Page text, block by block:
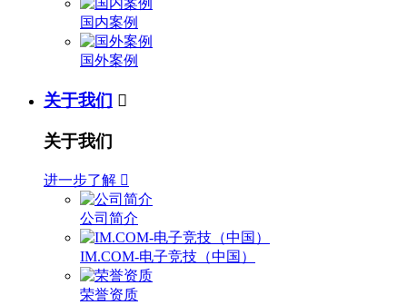
国内案例
国外案例
关于我们 
关于我们
进一步了解 
公司简介
IM.COM-电子竞技（中国）
荣誉资质